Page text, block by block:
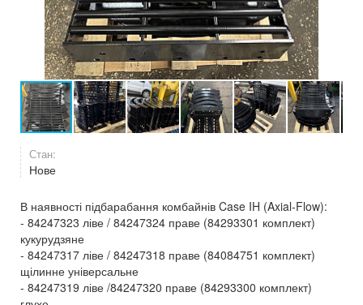
Стан:
Нове
В наявності підбарабання комбайнів Case IH (Axial-Flow):
- 84247323 ліве / 84247324 праве (84293301 комплект)
кукурудзяне
- 84247317 ліве / 84247318 праве (84084751 комплект)
щілинне універсальне
- 84247319 ліве /84247320 праве (84293300 комплект)